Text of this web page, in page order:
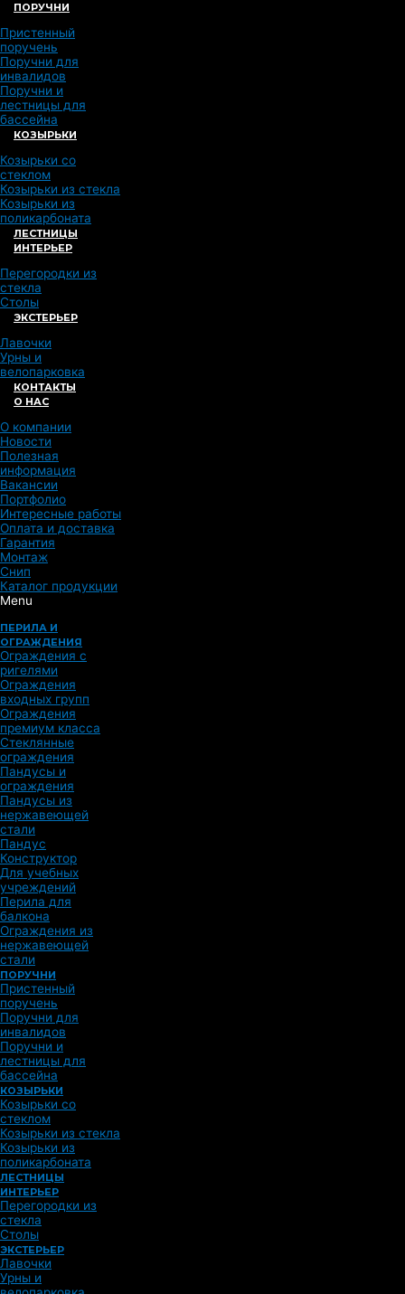
ПОРУЧНИ
Пристенный
поручень
Поручни для
инвалидов
Поручни и
лестницы для
бассейна
КОЗЫРЬКИ
Козырьки со
стеклом
Козырьки из стекла
Козырьки из
поликарбоната
ЛЕСТНИЦЫ
ИНТЕРЬЕР
Перегородки из
стекла
Столы
ЭКСТЕРЬЕР
Лавочки
Урны и
велопарковка
КОНТАКТЫ
О НАС
О компании
Новости
Полезная
информация
Вакансии
Портфолио
Интересные работы
Оплата и доставка
Гарантия
Монтаж
Снип
Каталог продукции
Menu
ПЕРИЛА И
ОГРАЖДЕНИЯ
Ограждения с
ригелями
Ограждения
входных групп
Ограждения
премиум класса
Стеклянные
ограждения
Пандусы и
ограждения
Пандусы из
нержавеющей
стали
Пандус
Конструктор
Для учебных
учреждений
Перила для
балкона
Ограждения из
нержавеющей
стали
ПОРУЧНИ
Пристенный
поручень
Поручни для
инвалидов
Поручни и
лестницы для
бассейна
КОЗЫРЬКИ
Козырьки со
стеклом
Козырьки из стекла
Козырьки из
поликарбоната
ЛЕСТНИЦЫ
ИНТЕРЬЕР
Перегородки из
стекла
Столы
ЭКСТЕРЬЕР
Лавочки
Урны и